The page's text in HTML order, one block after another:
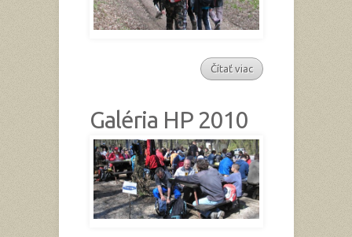
Čítať viac
Galéria HP 2010